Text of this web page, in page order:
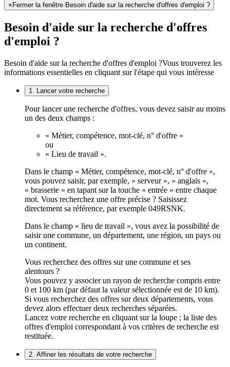
× Fermer la fenêtre Besoin d'aide sur la recherche d'offres d'emploi ?
Besoin d'aide sur la recherche d'offres
d'emploi ?
Besoin d'aide sur la recherche d'offres d'emploi ?Vous trouverez les
informations essentielles en cliquant sur l'étape qui vous intéresse
1. Lancer votre recherche
Pour lancer une recherche d'offres, vous devez saisir au moins
un des deux champs :
« Métier, compétence, mot-clé, n° d'offre »
ou
« Lieu de travail ».
Dans le champ « Métier, compétence, mot-clé, n° d'offre »,
vous pouvez saisir, par exemple, « serveur », « anglais »,
« brasserie » en tapant sur la touche « entrée » entre chaque
mot. Vous recherchez une offre précise ? Saisissez
directement sa référence, par exemple 049RSNK.
Dans le champ « lieu de travail », vous avez la possibilité de
saisir une commune, un département, une région, un pays ou
un continent.
Vous recherchez des offres sur une commune et ses
alentours ?
Vous pouvez y associer un rayon de recherche compris entre
0 et 100 km (par défaut la valeur sélectionnée est de 10 km).
Si vous recherchez des offres sur deux départements, vous
devez alors effectuer deux recherches séparées.
Lancez votre recherche en cliquant sur la loupe ; la liste des
offres d'emploi correspondant à vos critères de recherche est
restituée.
2. Affiner les résultats de votre recherche